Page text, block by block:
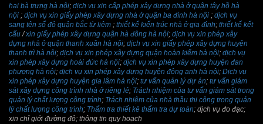
hai bà trưng hà nội; dịch vụ xin cấp phép xây dựng nhà ở quận tây hồ hà
nội ; dịch vụ xin giấy phép xây dựng nhà ở quận ba đình hà nội ; dịch vụ
sang tên sổ đỏ quận bắc từ liêm ; thiết kế kiến trúc nhà ở gia đình; thiết kế kết
cấu/xin giấy phép xây dựng quận hà đông hà nội; dịch vụ xin phép xây
dựng nhà ở quận thanh xuân hà nội; dịch vụ xin giấy phép xây dựng huyện
thanh trì hà nội; dịch vụ xin phép xây dựng quận hoàn kiếm hà nội; dịch vụ
xin phép xây dựng hoài đức hà nội; dịch vụ xin phép xây dựng huyện đan
phượng hà nội; dịch vụ xin phép xây dựng huyện đông anh hà nội; Dịch vụ
xin phép xây dựng huyện gia lâm hà nội; tư vấn quản lý dự án; tư vấn giám
sát xây dựng công trình nhà ở riêng lẻ; Trách nhiệm của tư vấn giám sát trong
quản lý chất lượng công trình; Trách nhiệm của nhà thầu thi công trong quản
lý chất lượng công trình; Thẩm tra thiết kê thẩm tra dự toán; dịch vụ đo đạc;
xin chỉ giới đường đỏ; thông tin quy hoạch